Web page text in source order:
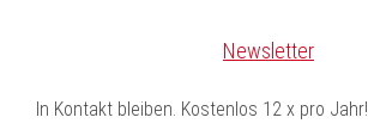
Newsletter
In Kontakt bleiben. Kostenlos 12 x pro Jahr!